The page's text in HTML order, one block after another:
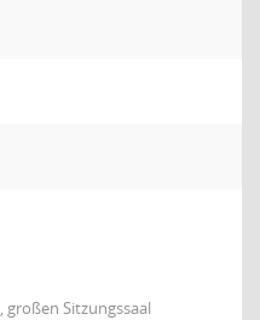
großen Sitzungssaal